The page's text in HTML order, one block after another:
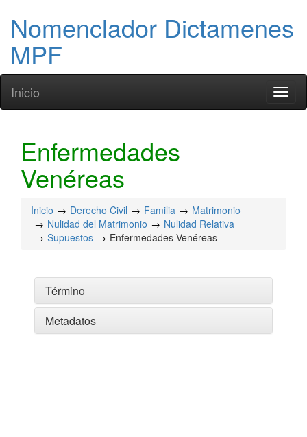
Nomenclador Dictamenes
MPF
Inicio
Enfermedades
Venéreas
Inicio Derecho Civil Familia
Matrimonio
Nulidad del Matrimonio
Nulidad Relativa
Supuestos
Enfermedades Venéreas
Término
Metadatos